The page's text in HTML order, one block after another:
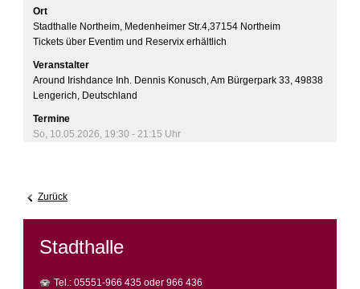
Ort
Stadthalle Northeim, Medenheimer Str.4,37154 Northeim
Tickets über Eventim und Reservix erhältlich
Veranstalter
Around Irishdance Inh. Dennis Konusch, Am Bürgerpark 33, 49838
Lengerich, Deutschland
Termine
So, 10.05.2026, 19:30 - 21:15 Uhr
Zurück
Stadthalle
Tel.: 05551-966 435 oder 966 436